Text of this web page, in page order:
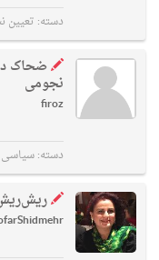
دسته: تعیین
ضحاک
نجومی
firoz
دسته:سیاسی